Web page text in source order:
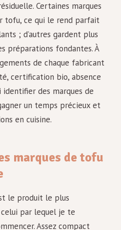
Certaines marques
tofu, ce qui le rend parfait
; d’autres gardent plus
préparations fondantes. À
de chaque fabricant
certification bio, absence
identifier des marques de
un temps précieux et
en cuisine.
marques de tofu
le produit le plus
par lequel je te
Assez compact